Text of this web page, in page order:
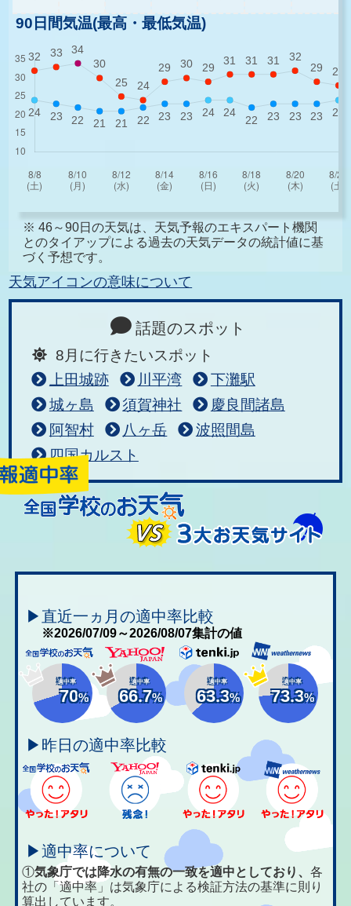
90日間気温(最高・最低気温)
※ 46～90日の天気は、天気予報のエキスパート機関
とのタイアップによる過去の天気データの統計値に基
づく予想です。
天気アイコンの意味について
話題のスポット
8月に行きたいスポット
上田城跡
川平湾
下灘駅
城ヶ島
須賀神社
慶良間諸島
阿智村
八ヶ岳
波照間島
四国カルスト
▶直近一ヵ月の適中率比較
※2026/07/09～2026/08/07集計の値
適中率
70%
適中率
66.7%
適中率
63.3%
適中率
73.3%
▶昨日の適中率比較
▶適中率について
①気象庁では降水の有無の一致を適中としており、各
社の「適中率」は気象庁による検証方法の基準に則り
算出しています。